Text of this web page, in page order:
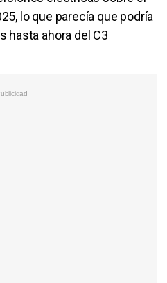
lo que parecía que podría
hasta ahora del C3